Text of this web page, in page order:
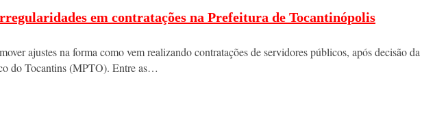
em contratações na Prefeitura de Tocantinópolis
ajustes na forma como vem realizando contratações de servidores públicos, após decisão da
do Tocantins (MPTO). Entre as…